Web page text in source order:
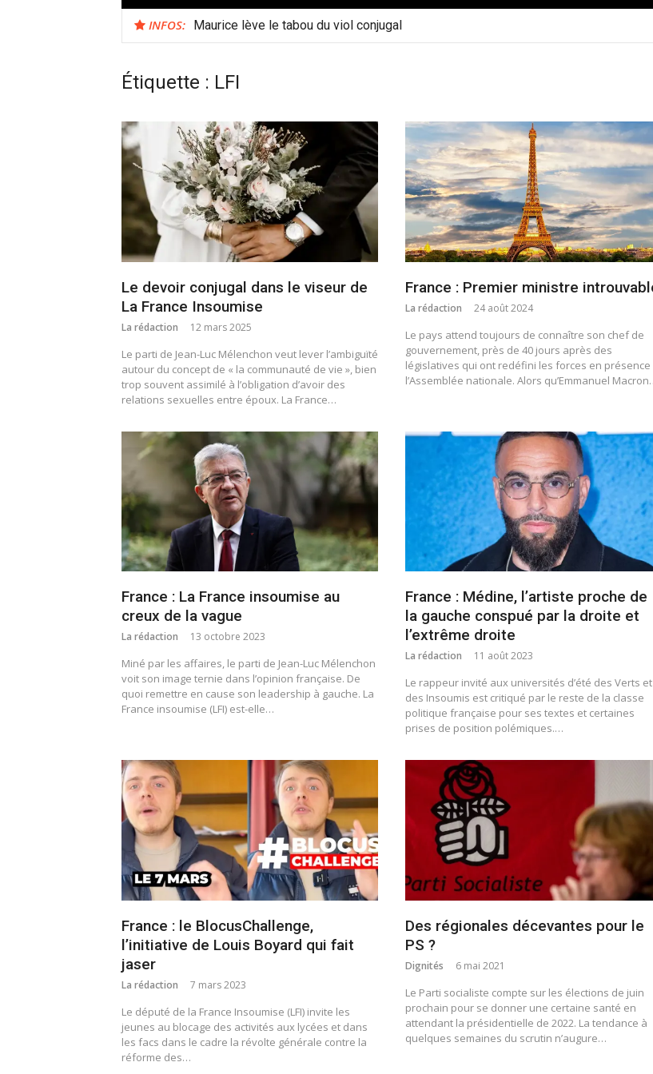
INFOS: Maurice lève le tabou du viol conjugal
Étiquette : LFI
Le devoir conjugal dans le viseur de
La France Insoumise
La rédaction 12 mars 2025
Le parti de Jean-Luc Mélenchon veut lever l’ambiguïté
autour du concept de « la communauté de vie », bien
trop souvent assimilé à l’obligation d’avoir des
relations sexuelles entre époux. La France…
France : Premier ministre
La rédaction 24 août 2024
Le pays attend toujours de connaître son chef de
gouvernement, près de 40 jours après des
législatives qui ont redéfini les forces en présence
l’Assemblée nationale. Alors qu’Emmanuel
France : La France insoumise au
creux de la vague
La rédaction 13 octobre 2023
Miné par les affaires, le parti de Jean-Luc Mélenchon
voit son image ternie dans l’opinion française. De
quoi remettre en cause son leadership à gauche. La
France insoumise (LFI) est-elle…
France : Médine, l’artiste proche de
la gauche conspué par la droite et
l’extrême droite
La rédaction 11 août 2023
Le rappeur invité aux universités d’été des Verts et
des Insoumis est critiqué par le reste de la classe
politique française pour ses textes et certaines
prises de position polémiques.…
France : le BlocusChallenge,
l’initiative de Louis Boyard qui fait
jaser
La rédaction 7 mars 2023
Le député de la France Insoumise (LFI) invite les
jeunes au blocage des activités aux lycées et dans
les facs dans le cadre la révolte générale contre la
réforme des…
Des régionales décevantes pour le
PS ?
Dignités 6 mai 2021
Le Parti socialiste compte sur les élections de juin
prochain pour se donner une certaine santé en
attendant la présidentielle de 2022. La tendance à
quelques semaines du scrutin n’augure…